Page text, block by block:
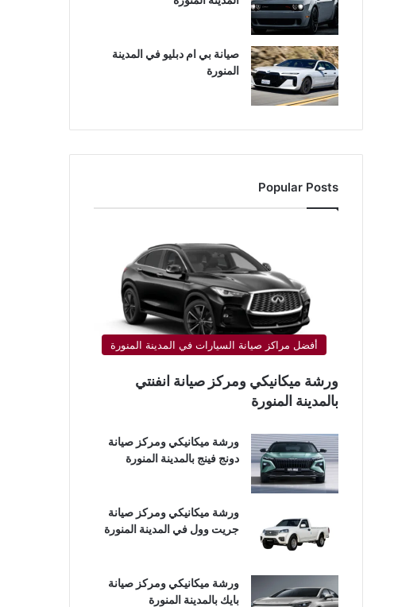
صيانة بي ام دبليو في المدينة
المنورة
Popular Posts
أفضل مراكز صيانة السيارات في المدينة المنورة
ورشة ميكانيكي ومركز صيانة انفنتي
بالمدينة المنورة
ورشة ميكانيكي ومركز صيانة
دونج فينج بالمدينة المنورة
ورشة ميكانيكي ومركز صيانة
جريت وول في المدينة المنورة
ورشة ميكانيكي ومركز صيانة
بايك بالمدينة المنورة